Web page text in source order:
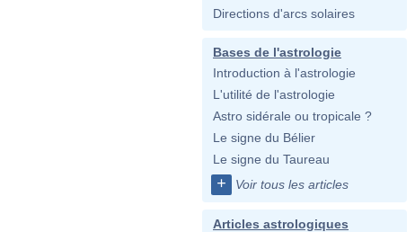
Directions d'arcs solaires
Bases de l'astrologie
Introduction à l'astrologie
L'utilité de l'astrologie
Astro sidérale ou tropicale ?
Le signe du Bélier
Le signe du Taureau
+ Voir tous les articles
Articles astrologiques